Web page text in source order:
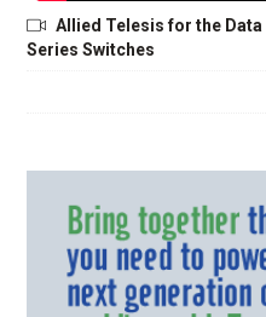
Allied Telesis for the
Series Switches